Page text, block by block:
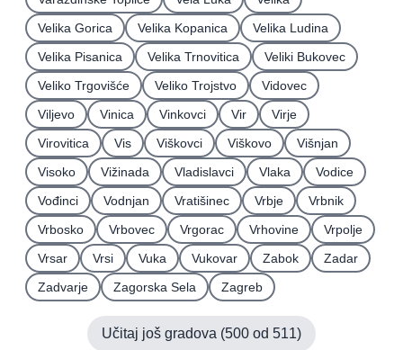
Velika Gorica
Velika Kopanica
Velika Ludina
Velika Pisanica
Velika Trnovitica
Veliki Bukovec
Veliko Trgovišće
Veliko Trojstvo
Vidovec
Viljevo
Vinica Vinkovci Vir
Virje
Virovitica
Vis Viškovci Viškovo
Višnjan
Visoko
Vižinada Vladislavci Vlaka
Vodice
Vođinci
Vodnjan Vratišinec Vrbje
Vrbnik
Vrbosko
Vrbovec Vrgorac Vrhovine
Vrpolje
Vrsar
Vrsi Vuka Vukovar Zabok
Zadar
Zadvarje
Zagorska Sela Zagreb
Učitaj još gradova (500 od 511)